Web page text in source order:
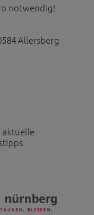
notwendig!
Allersberg